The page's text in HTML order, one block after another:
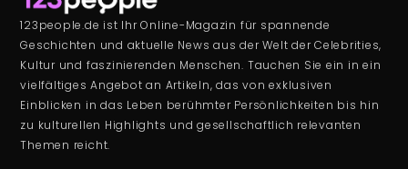
123people.de ist Ihr Online-Magazin für spannende
Geschichten und aktuelle News aus der Welt der Celebrities,
Kultur und faszinierenden Menschen. Tauchen Sie ein in ein
vielfältiges Angebot an Artikeln, das von exklusiven
Einblicken in das Leben berühmter Persönlichkeiten bis hin
zu kulturellen Highlights und gesellschaftlich relevanten
Themen reicht.